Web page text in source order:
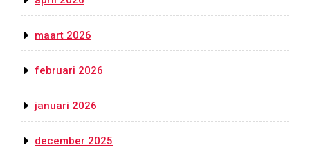
maart 2026
februari 2026
januari 2026
december 2025